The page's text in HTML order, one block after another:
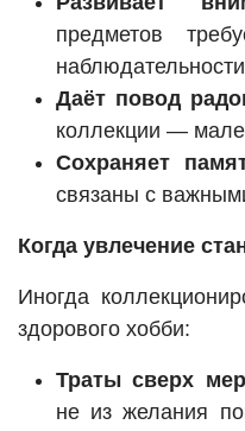
предметов
Даёт повод
коллекции —
Сохраняет
связаны с
Когда увлечение
Иногда
здорового хобби:
Траты сверх
не из желания